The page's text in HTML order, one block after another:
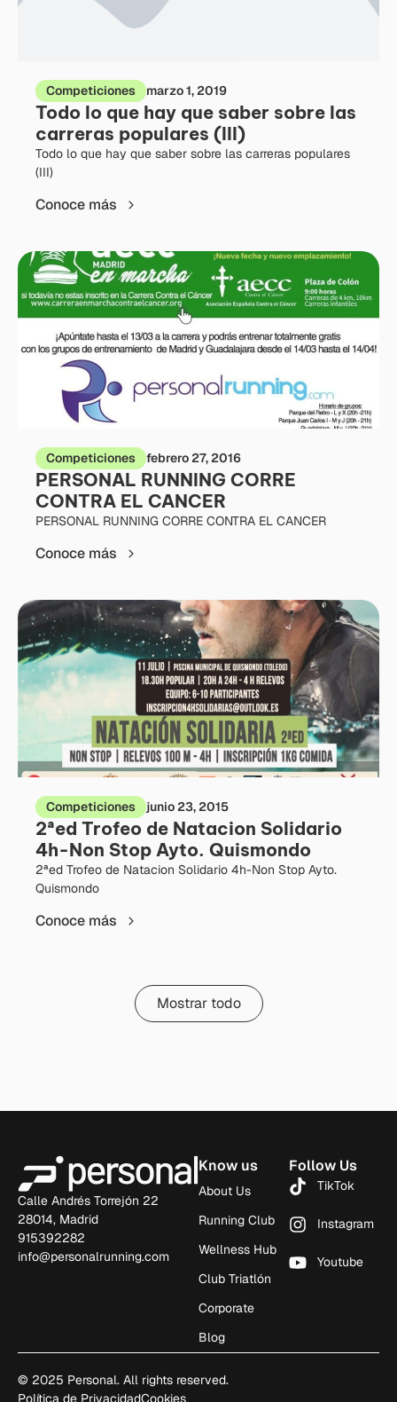
Competiciones marzo 1, 2019
Todo lo que hay que saber sobre las
carreras populares (III)
Todo lo que hay que saber sobre las carreras populares
(III)
Conoce más
Competiciones febrero 27, 2016
PERSONAL RUNNING CORRE
CONTRA EL CANCER
PERSONAL RUNNING CORRE CONTRA EL CANCER
Conoce más
Competiciones junio 23, 2015
2ªed Trofeo de Natacion Solidario
4h-Non Stop Ayto. Quismondo
2ªed Trofeo de Natacion Solidario 4h-Non Stop Ayto.
Quismondo
Conoce más
Mostrar todo
Calle Andrés Torrejón 22
28014, Madrid
915392282
info@personalrunning.com
Know us
About Us
Running Club
Wellness Hub
Club Triatlón
Corporate
Blog
Follow Us
TikTok
Instagram
Youtube
© 2025 Personal. All rights reserved.
Política de PrivacidadCookies